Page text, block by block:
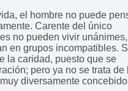
el hombre no puede
Carente del único
no pueden vivir unánimes,
en grupos incompatibles.
la caridad, puesto que se
pero ya no se trata de
diversamente